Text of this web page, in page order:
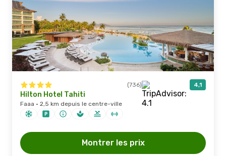
(736) 4,1
Hilton Hotel Tahiti
Faaa · 2,5 km depuis le centre-ville
Montrer les prix